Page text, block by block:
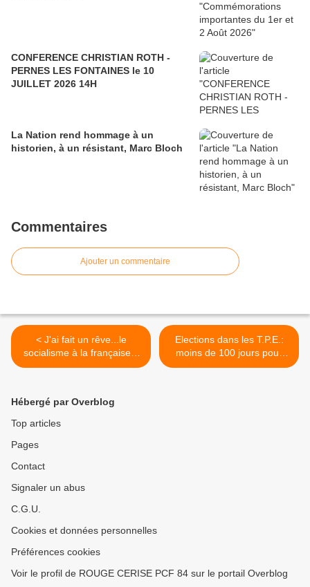
CONFERENCE CHRISTIAN ROTH -
PERNES LES FONTAINES le 10
JUILLET 2026 14H
La Nation rend hommage à un
historien, à un résistant, Marc Bloch
Commentaires
Ajouter un commentaire
< J'ai fait un rêve...le
socialisme à la française...
Fabien Roussel (*)
Elections dans les T.P.E.:
moins de 100 jours pour
gagner >
Hébergé par Overblog
Top articles
Pages
Contact
Signaler un abus
C.G.U.
Cookies et données personnelles
Préférences cookies
Voir le profil de ROUGE CERISE PCF 84 sur le portail Overblog